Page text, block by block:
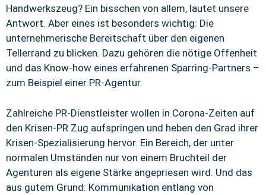
Handwerkszeug? Ein bisschen von allem, lautet unsere
Antwort. Aber eines ist besonders wichtig: Die
unternehmerische Bereitschaft über den eigenen
Tellerrand zu blicken. Dazu gehören die nötige Offenheit
und das Know-how eines erfahrenen Sparring-Partners –
zum Beispiel einer PR-Agentur.
Zahlreiche PR-Dienstleister wollen in Corona-Zeiten auf
den Krisen-PR Zug aufspringen und heben den Grad ihrer
Krisen-Spezialisierung hervor. Ein Bereich, der unter
normalen Umständen nur von einem Bruchteil der
Agenturen als eigene Stärke angepriesen wird. Und das
aus gutem Grund: Kommunikation entlang von